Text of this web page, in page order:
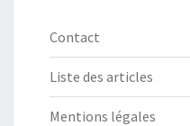
Contact
Liste des articles
Mentions légales